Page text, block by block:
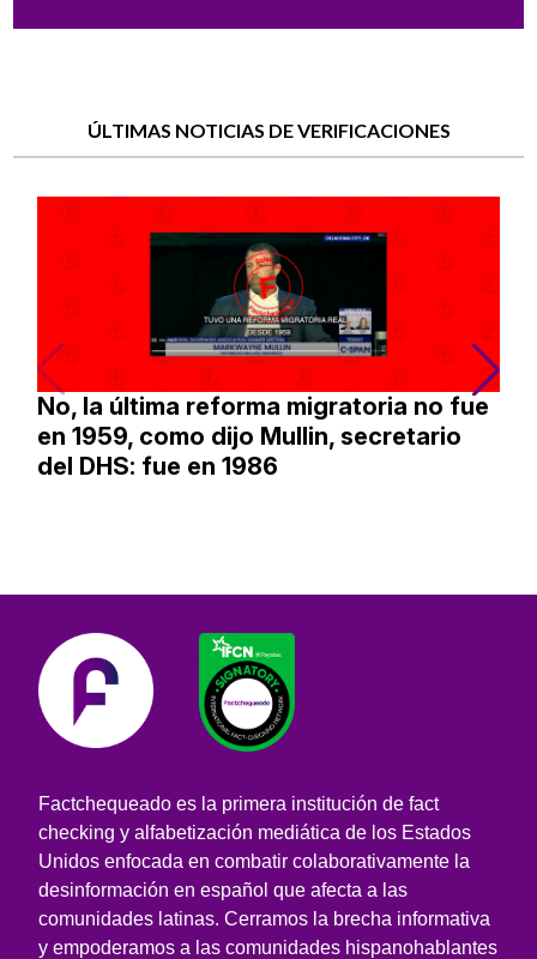
ÚLTIMAS NOTICIAS DE VERIFICACIONES
No, la última reforma migratoria no fue
en 1959, como dijo Mullin, secretario
del DHS: fue en 1986
Factchequeado es la primera institución de fact
checking y alfabetización mediática de los Estados
Unidos enfocada en combatir colaborativamente la
desinformación en español que afecta a las
comunidades latinas. Cerramos la brecha informativa
y empoderamos a las comunidades hispanohablantes